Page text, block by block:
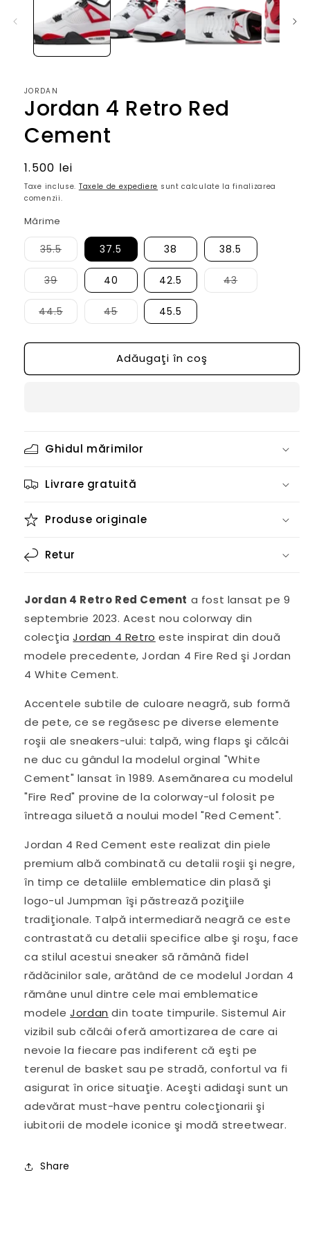
fereastră
modală
JORDAN
Jordan 4 Retro Red
Cement
Preţ
obişnuit
1.500 lei
Taxe incluse. Taxele de expediere sunt calculate la finalizarea
comenzii.
Mărime
35.5Varianta
are
stocul
epuizat
sau
este
indisponibilă
37.5 38 38.5
39Varianta
are
stocul
epuizat
sau
este
40 42.5 43Varianta
are
44.5Varianta
are
epuizat
45Varianta
are
epuizat
este
indisponibilă
45.5
Adăugaţi în coş
Ghidul mărimilor
Livrare gratuită
Produse originale
Retur
Jordan 4 Retro Red Cement a fost lansat pe 9
septembrie 2023. Acest nou colorway din
colecţiaJordan 4 Retro este inspirat din două
modele precedente, Jordan 4 Fire Red şi Jordan
4 White Cement.
Accentele subtile de culoare neagră, sub formă
de pete, ce se regăsesc pe diverse elemente
roşii ale sneakers-ului: talpă, wing flaps şi călcâi
ne duc cu gândul la modelul orginal "White
Cement" lansat în 1989. Asemănarea cu modelul
"Fire Red" provine de la colorway-ul folosit pe
întreaga siluetă a noului model "Red Cement".
Jordan 4 Red Cement este realizat din piele
premium albă combinată cu detalii roşii şi negre,
în timp ce detaliile emblematice din plasă şi
logo-ul Jumpman îşi păstrează poziţiile
tradiţionale. Talpă intermediară neagră ce este
contrastată cu detalii specifice albe şi roşu, face
ca stilul acestui sneaker să rămână fidel
rădăcinilor sale, arătând de ce modelul Jordan 4
rămâne unul dintre cele mai emblematice
modeleJordan din toate timpurile. Sistemul Air
vizibil sub călcâi oferă amortizarea de care ai
nevoie la fiecare pas indiferent că eşti pe
terenul de basket sau pe stradă, confortul va fi
asigurat în orice situaţie. Aceşti adidaşi sunt un
adevărat must-have pentru colecţionarii şi
iubitorii de modele iconice şi modă streetwear.
Share